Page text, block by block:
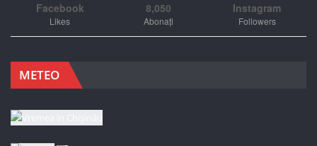
Facebook
Likes
8,050
Abonați
Instagram
Followers
METEO